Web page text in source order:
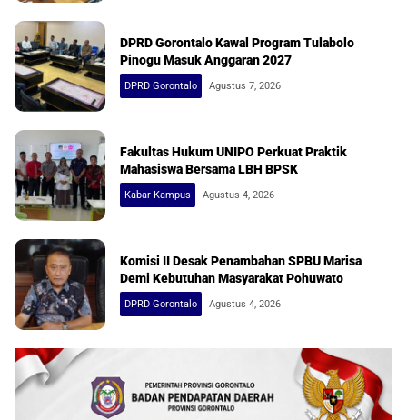
DPRD Gorontalo Kawal Program Tulabolo
Pinogu Masuk Anggaran 2027
DPRD Gorontalo Agustus 7, 2026
Fakultas Hukum UNIPO Perkuat Praktik
Mahasiswa Bersama LBH BPSK
Kabar Kampus Agustus 4, 2026
Komisi II Desak Penambahan SPBU Marisa
Demi Kebutuhan Masyarakat Pohuwato
DPRD Gorontalo Agustus 4, 2026